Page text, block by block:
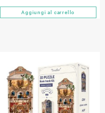
Aggiungi al carrello